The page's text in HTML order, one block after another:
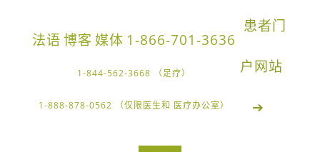
法语博客 媒体 1-866-701-3636
1-844-562-3668 （足疗）
1-888-878-0562 （仅限医生和 医疗办公室）
患者门
户网站
➔